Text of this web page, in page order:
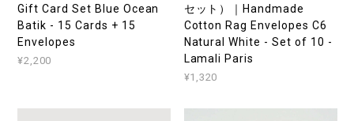
Gift Card Set Blue Ocean
Batik - 15 Cards + 15
Envelopes
¥2,200
セット）｜Handmade
Cotton Rag Envelopes C6
Natural White - Set of 10 -
Lamali Paris
¥1,320